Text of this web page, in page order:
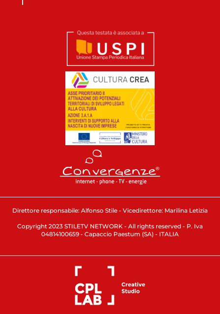
Direttore responsabile: Alfonso Stile - Vicedirettore: Marilina Letizia
Copyright 2023 STILETV NETWORK - All rights reserved - P. Iva
04814100659 - Capaccio Paestum (SA) - ITALIA